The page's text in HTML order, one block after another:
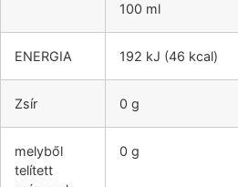
100 ml
ENERGIA 192 kJ (46 kcal)
Zsír 0 g
melyből
telített
0 g